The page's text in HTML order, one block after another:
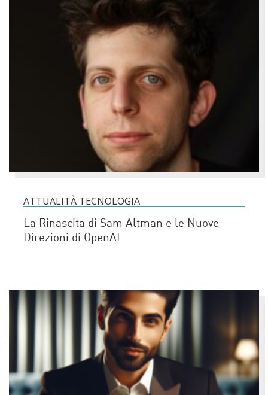
ATTUALITÀ TECNOLOGIA
La Rinascita di Sam Altman e le Nuove
Direzioni di OpenAI